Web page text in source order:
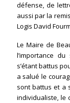
défense, de
aussi par la
Logis David
Le Maire de
l’importance
s’étant battus
a salué le
sont battus et a
individualiste, le